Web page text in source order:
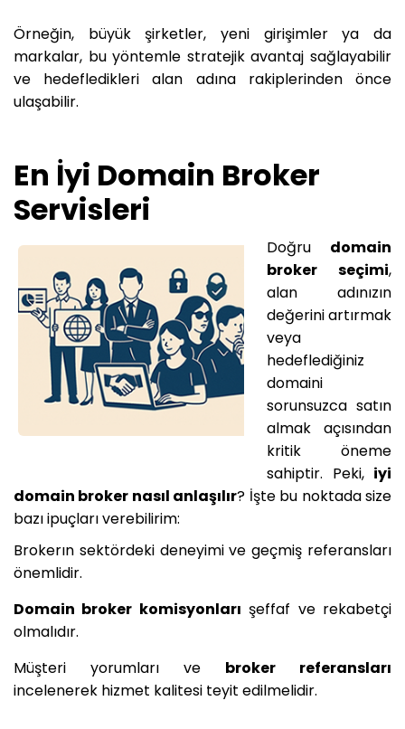
Örneğin, büyük şirketler, yeni girişimler ya da
markalar, bu yöntemle stratejik avantaj sağlayabilir
ve hedefledikleri alan adına rakiplerinden önce
ulaşabilir.
En İyi Domain Broker
Servisleri
Doğru domain
broker seçimi,
alan adınızın
değerini artırmak
veya
hedeflediğiniz
domaini
sorunsuzca satın
almak açısından
kritik öneme
sahiptir. Peki, iyi
domain broker nasıl anlaşılır? İşte bu noktada size
bazı ipuçları verebilirim:
Brokerın sektördeki deneyimi ve geçmiş referansları
önemlidir.
Domain broker komisyonları şeffaf ve rekabetçi
olmalıdır.
Müşteri yorumları ve broker referansları
incelenerek hizmet kalitesi teyit edilmelidir.